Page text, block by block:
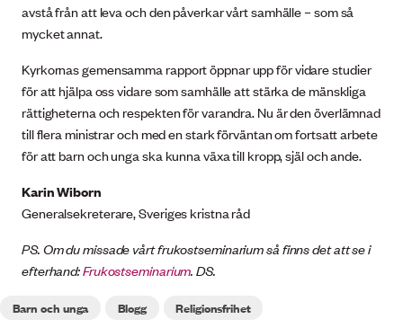
avstå från att leva och den påverkar vårt samhälle – som så
mycket annat.
Kyrkornas gemensamma rapport öppnar upp för vidare studier
för att hjälpa oss vidare som samhälle att stärka de mänskliga
rättigheterna och respekten för varandra. Nu är den överlämnad
till flera ministrar och med en stark förväntan om fortsatt arbete
för att barn och unga ska kunna växa till kropp, själ och ande.
Karin Wiborn
Generalsekreterare, Sveriges kristna råd
PS. Om du missade vårt frukostseminarium så finns det att se i
efterhand:Frukostseminarium. DS.
Barn och unga Blogg Religionsfrihet